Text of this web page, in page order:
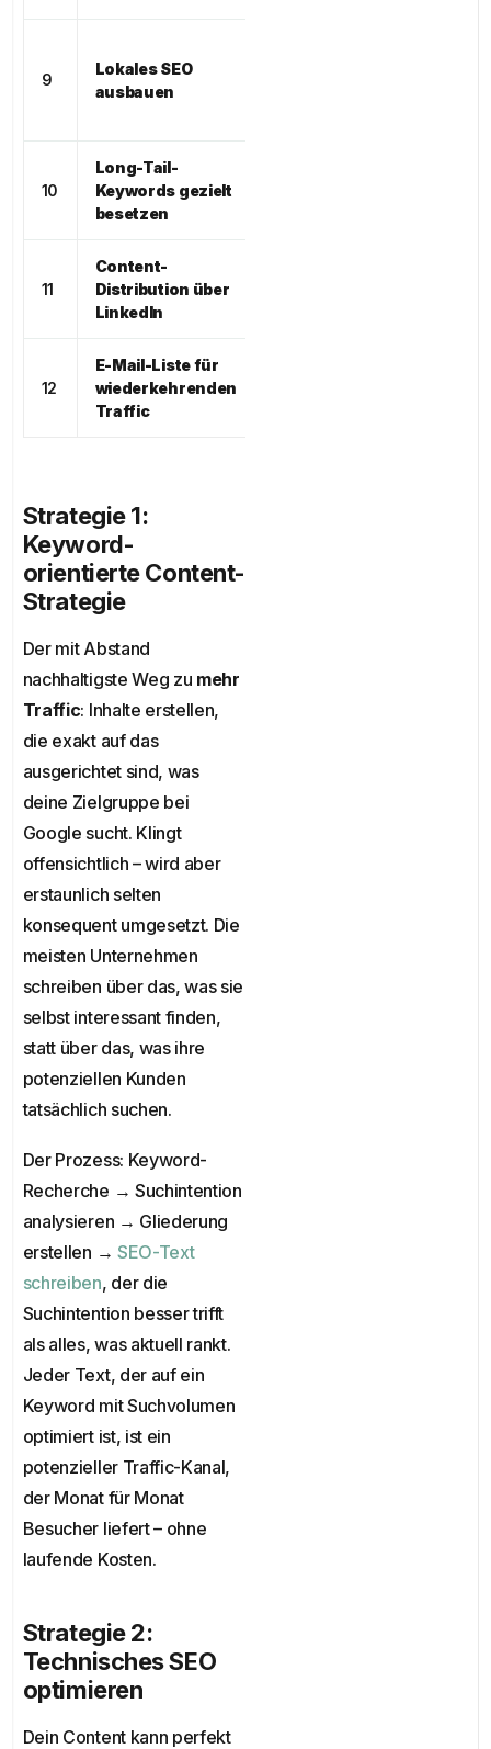
9
Lokales SEO
ausbauen
10
Long-Tail-
Keywords gezielt
besetzen
11
Content-
Distribution über
LinkedIn
12
E-Mail-Liste für
wiederkehrenden
Traffic
Strategie 1:
Keyword-
orientierte Content-
Strategie
Der mit Abstand
nachhaltigste Weg zu mehr
Traffic: Inhalte erstellen,
die exakt auf das
ausgerichtet sind, was
deine Zielgruppe bei
Google sucht. Klingt
offensichtlich – wird aber
erstaunlich selten
konsequent umgesetzt. Die
meisten Unternehmen
schreiben über das, was sie
selbst interessant finden,
statt über das, was ihre
potenziellen Kunden
tatsächlich suchen.
Der Prozess: Keyword-
Recherche → Suchintention
analysieren → Gliederung
erstellen → SEO-Text
schreiben, der die
Suchintention besser trifft
als alles, was aktuell rankt.
Jeder Text, der auf ein
Keyword mit Suchvolumen
optimiert ist, ist ein
potenzieller Traffic-Kanal,
der Monat für Monat
Besucher liefert – ohne
laufende Kosten.
Strategie 2:
Technisches SEO
optimieren
Dein Content kann perfekt